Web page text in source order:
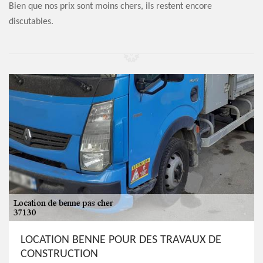
Bien que nos prix sont moins chers, ils restent encore
discutables.
LOCATION BENNE POUR DES TRAVAUX DE
CONSTRUCTION